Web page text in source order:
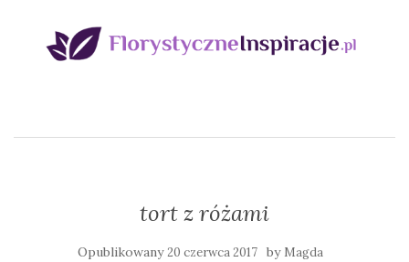
tort z różami
Opublikowany20 czerwca 2017 by Magda